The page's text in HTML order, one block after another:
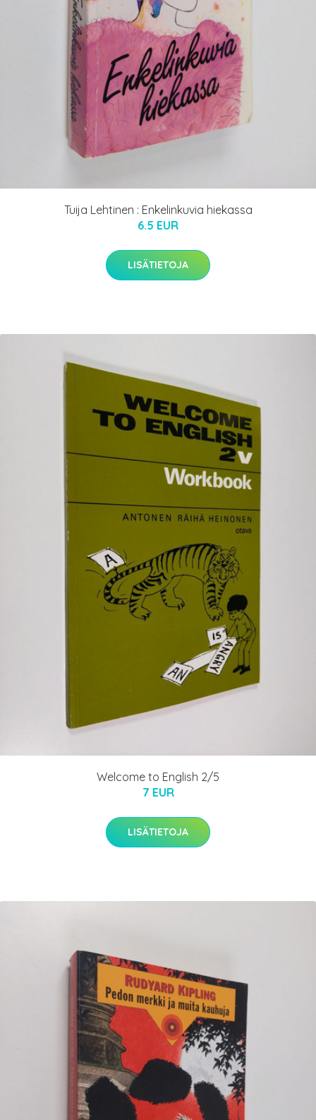
Tuija Lehtinen : Enkelinkuvia hiekassa
6.5 EUR
LISÄTIETOJA
Welcome to English 2/5
7 EUR
LISÄTIETOJA